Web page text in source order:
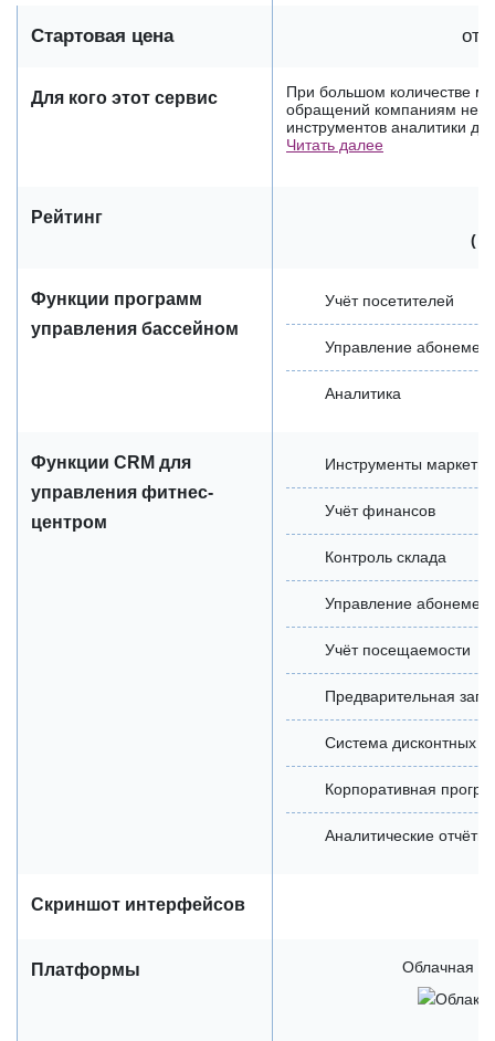
Стартовая цена от
Для кого этот сервис
При большом количестве
обращений компаниям не
инструментов аналитики
Читать далее
Рейтинг
(
Функции программ
управления бассейном
Учёт посетителей
Управление
Аналитика
Функции CRM для
управления фитнес-
центром
Инструменты
Учёт финансов
Контроль склада
Управление
Учёт посещаемости
Предварительная
Система дисконтных
Корпоративная
Аналитические отчёты
Скриншот интерфейсов
Платформы Облачная /